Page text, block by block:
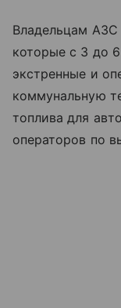
Владельцам АЗС
которые с 3 до
экстренные и
коммунальную
топлива для
операторов по